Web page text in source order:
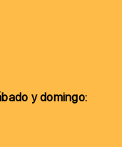
y domingo: